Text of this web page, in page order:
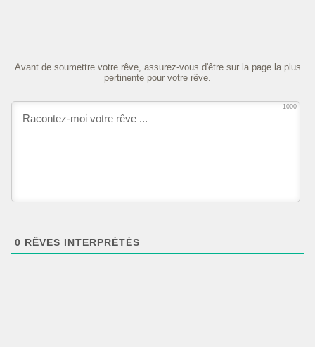
Avant de soumettre votre rêve, assurez-vous d'être sur la page la plus
pertinente pour votre rêve.
1000
0 RÊVES INTERPRÉTÉS